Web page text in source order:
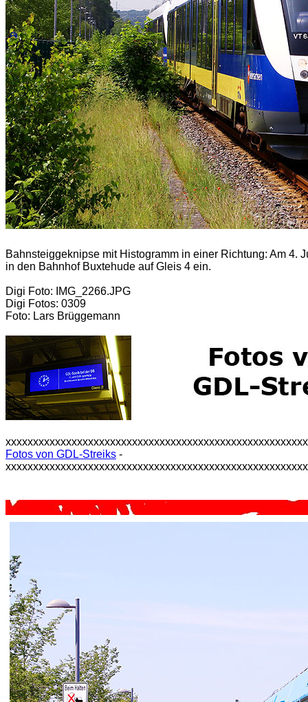
Bahnsteiggeknipse mit Histogramm in einer Richtung: Am 4.
in den Bahnhof Buxtehude auf Gleis 4 ein.
Digi Foto: IMG_2266.JPG
Digi Fotos: 0309
Foto: Lars Brüggemann
Fotos von GDL-Streiks -